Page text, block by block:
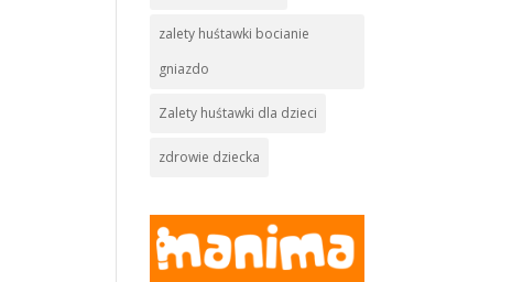
zalety huśtawki bocianie
gniazdo
Zalety huśtawki dla dzieci
zdrowie dziecka